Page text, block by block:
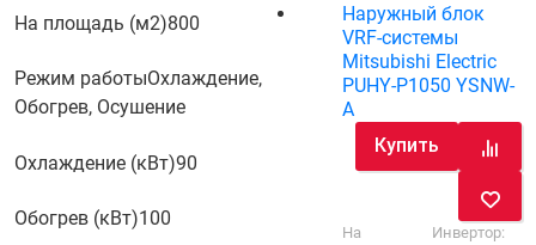
На площадь (м2)800
Режим работыОхлаждение,
Обогрев, Осушение
Охлаждение (кВт)90
Обогрев (кВт)100
Наружный блок
VRF-системы
Mitsubishi Electric
PUHY-P1050 YSNW-
A
Купить
На
Инвертор: